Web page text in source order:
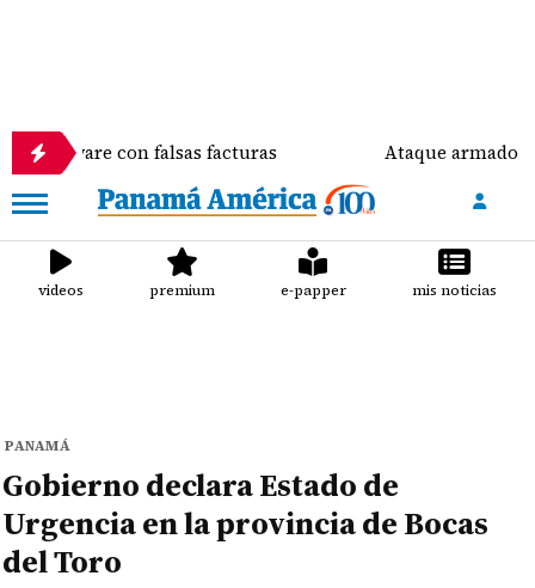
con falsas facturas Ataque armado deja
videos premium e-papper mis noticias
PANAMÁ
Gobierno declara Estado de
Urgencia en la provincia de Bocas
del Toro